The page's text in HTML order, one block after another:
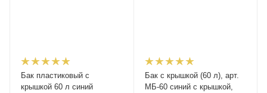
Бак пластиковый с
крышкой 60 л синий
Бак с крышкой (60 л), арт.
МБ-60 синий с крышкой,